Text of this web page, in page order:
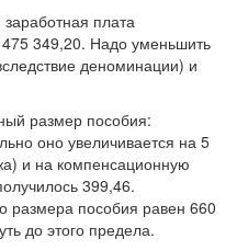
плата
349,20. Надо уменьшить
деноминации) и
размер пособия:
оно увеличивается на 5
и на компенсационную
399,46.
размера пособия равен 660
до этого предела.